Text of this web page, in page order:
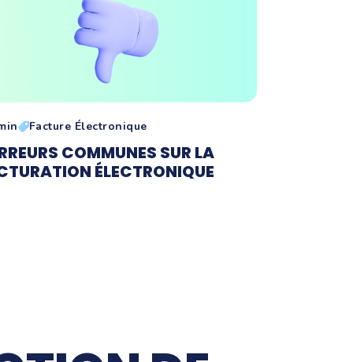
Facture Électronique
COMMUNES SUR LA
ÉLECTRONIQUE